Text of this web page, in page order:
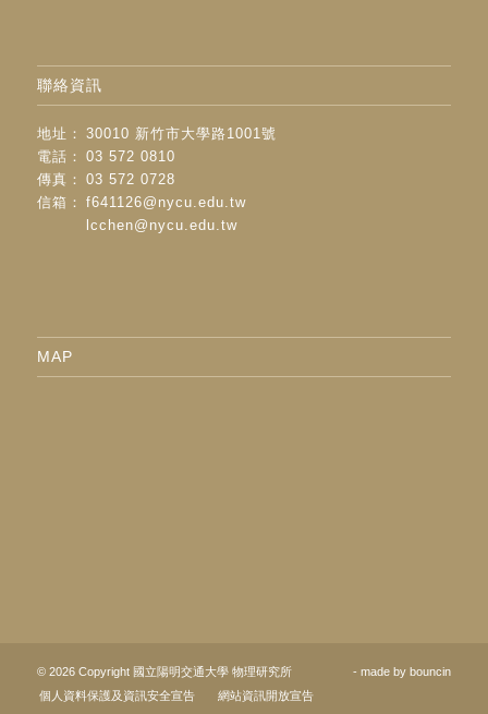
聯絡資訊
地址：
30010 新竹市大學路1001號
電話：
03 572 0810
傳真：
03 572 0728
信箱：
f641126@nycu.edu.tw
lcchen@nycu.edu.tw
MAP
© 2026 Copyright 國立陽明交通大學 物理研究所 - made by bouncin
個人資料保護及資訊安全宣告
網站資訊開放宣告